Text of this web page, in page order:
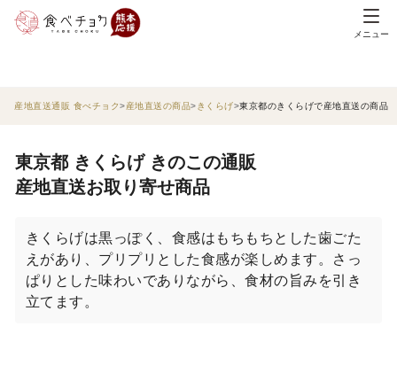
メニュー
産地直送通販 食べチョク 産地直送の商品 きくらげ 東京都のきくらげで産地直送の商品
東京都 きくらげ きのこの通販
産地直送お取り寄せ商品
きくらげは黒っぽく、食感はもちもちとした歯ごた
えがあり、プリプリとした食感が楽しめます。さっ
ぱりとした味わいでありながら、食材の旨みを引き
立てます。